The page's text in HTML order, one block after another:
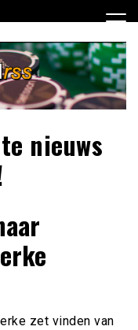
nieuws
zet vinden van